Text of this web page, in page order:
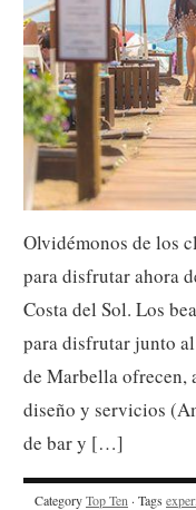
Olvidémonos de los
para disfrutar ahora
Costa del Sol. Los
para disfrutar junto
de Marbella ofrecen,
diseño y servicios
de bar y […]
CategoryTop Ten · Tags